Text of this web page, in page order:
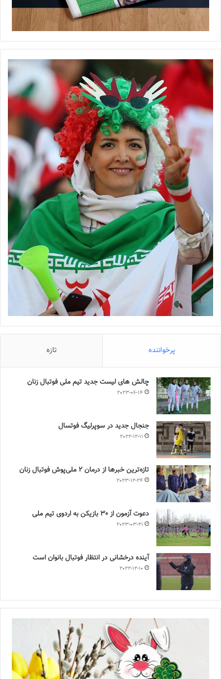
◾️فوتبالز را در اینستاگرام دنبال کنید ◾️footballs.women@
برچسب ها آرزو صدقیانی‌زاده استقلال زنان فوتسال زنان
پرخواننده تازه
چالش هاى ليست جدید تيم ملى فوتبال زنان
2023-06-14
جنجال جدید در سوپرلیگ فوتسال
2022-12-11
تازه‌ترین خبرها از درمان ۲ ملی‌پوش فوتبال زنان
2023-12-24
دعوت آزمون از 30 بازیکن به اردوی تیم ملی
2023-03-21
آینده درخشانی در انتظار فوتبال بانوان است
2022-12-10